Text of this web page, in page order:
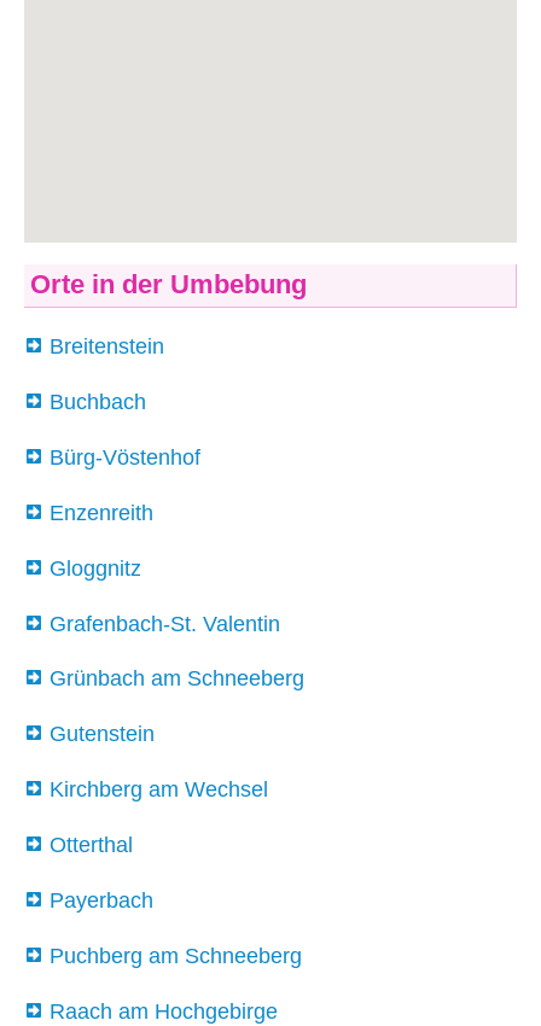
Orte in der Umbebung
Breitenstein
Buchbach
Bürg-Vöstenhof
Enzenreith
Gloggnitz
Grafenbach-St. Valentin
Grünbach am Schneeberg
Gutenstein
Kirchberg am Wechsel
Otterthal
Payerbach
Puchberg am Schneeberg
Raach am Hochgebirge